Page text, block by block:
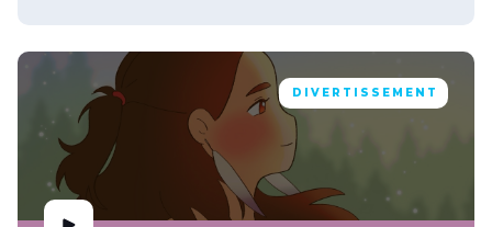
DIVERTISSEMENT